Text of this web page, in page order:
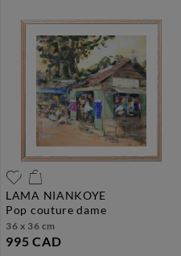
LAMA NIANKOYE
pop couture dame
36 x 36 cm
995 CAD